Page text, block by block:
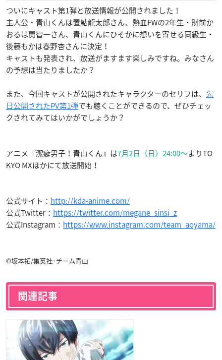
ついにキャスト第1弾と放送情報が公開されました！
主人公・青山くんは置鮎龍太郎さん、熱血FWの2年生・財前か
おるは関智一さん、青山くんにひそかに想いを寄せる同級生・
後藤もかは春野杏さんに決定！
キャストも発表され、放送がますます楽しみですね。みなさん
の予想は当たりましたか？
また、今回キャストが公開されたキャラクターのセリフは、 先
日公開されたPV第1弾でも聴くことができるので、ぜひチェッ
クされてみてはいかがでしょうか？
アニメ『潔癖男子！青山くん』は7月2日（日）24:00～よりTO
KYO MXほかにて放送開始！
公式サイト： http://kda-anime.com/
公式Twitter： https://twitter.com/megane_sinsi_z
公式Instagram： https://www.instagram.com/team_aoyama/
©坂本拓/集英社·チーム青山
関連記事